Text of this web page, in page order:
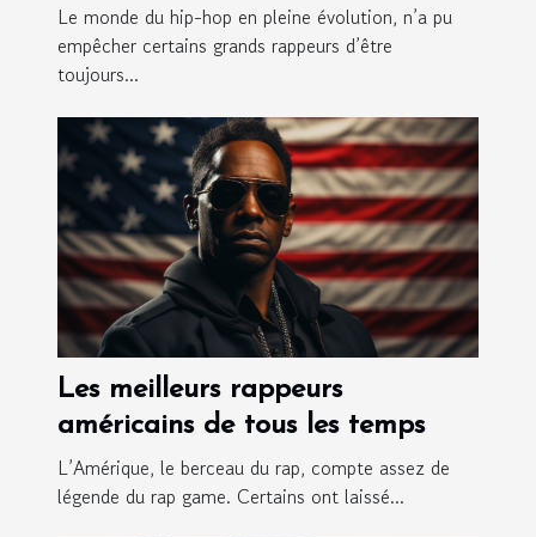
Le monde du hip-hop en pleine évolution, n’a pu
empêcher certains grands rappeurs d’être
toujours...
Les meilleurs rappeurs
américains de tous les temps
L’Amérique, le berceau du rap, compte assez de
légende du rap game. Certains ont laissé...